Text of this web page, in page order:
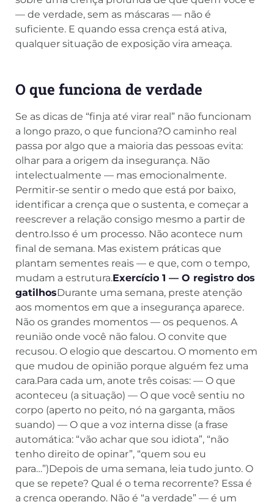
— de verdade, sem as máscaras — não é
suficiente. E quando essa crença está ativa,
qualquer situação de exposição vira ameaça.
O que funciona de verdade
Se as dicas de “finja até virar real” não funcionam
a longo prazo, o que funciona?O caminho real
passa por algo que a maioria das pessoas evita:
olhar para a origem da insegurança. Não
intelectualmente — mas emocionalmente.
Permitir-se sentir o medo que está por baixo,
identificar a crença que o sustenta, e começar a
reescrever a relação consigo mesmo a partir de
dentro.Isso é um processo. Não acontece num
final de semana. Mas existem práticas que
plantam sementes reais — e que, com o tempo,
mudam a estrutura.Exercício 1 — O registro dos
gatilhosDurante uma semana, preste atenção
aos momentos em que a insegurança aparece.
Não os grandes momentos — os pequenos. A
reunião onde você não falou. O convite que
recusou. O elogio que descartou. O momento em
que mudou de opinião porque alguém fez uma
cara.Para cada um, anote três coisas: — O que
aconteceu (a situação) — O que você sentiu no
corpo (aperto no peito, nó na garganta, mãos
suando) — O que a voz interna disse (a frase
automática: “vão achar que sou idiota”, “não
tenho direito de opinar”, “quem sou eu
para…”)Depois de uma semana, leia tudo junto. O
que se repete? Qual é o tema recorrente? Essa é
a crença operando. Não é “a verdade” — é um